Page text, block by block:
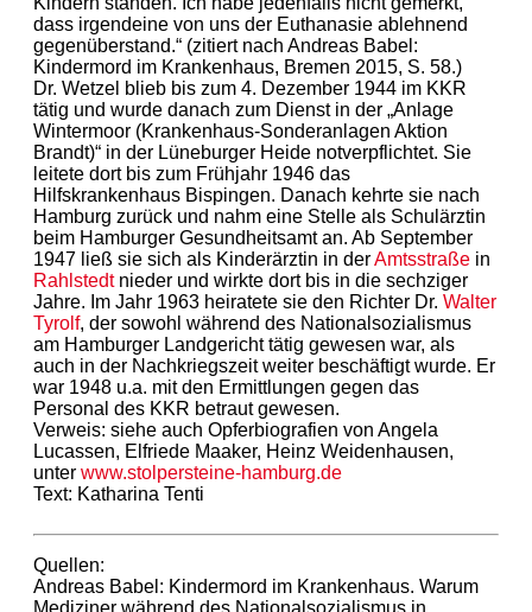
dass irgendeine von uns der Euthanasie ablehnend
gegenüberstand.“ (zitiert nach Andreas Babel:
Kindermord im Krankenhaus, Bremen 2015, S. 58.)
Dr. Wetzel blieb bis zum 4. Dezember 1944 im KKR
tätig und wurde danach zum Dienst in der „Anlage
Wintermoor (Krankenhaus-Sonderanlagen Aktion
Brandt)“ in der Lüneburger Heide notverpflichtet. Sie
leitete dort bis zum Frühjahr 1946 das
Hilfskrankenhaus Bispingen. Danach kehrte sie nach
Hamburg zurück und nahm eine Stelle als Schulärztin
beim Hamburger Gesundheitsamt an. Ab September
1947 ließ sie sich als Kinderärztin in derAmtsstraße in
Rahlstedtnieder und wirkte dort bis in die sechziger
Jahre. Im Jahr 1963 heiratete sie den Richter Dr. Walter
Tyrolf, der sowohl während des Nationalsozialismus
am Hamburger Landgericht tätig gewesen war, als
auch in der Nachkriegszeit weiter beschäftigt wurde. Er
war 1948 u.a. mit den Ermittlungen gegen das
Personal des KKR betraut gewesen.
Verweis: siehe auch Opferbiografien von Angela
Lucassen, Elfriede Maaker, Heinz Weidenhausen,
unter www.stolpersteine-hamburg.de
Text: Katharina Tenti
Quellen:
Andreas Babel: Kindermord im Krankenhaus. Warum
Mediziner während des Nationalsozialismus in